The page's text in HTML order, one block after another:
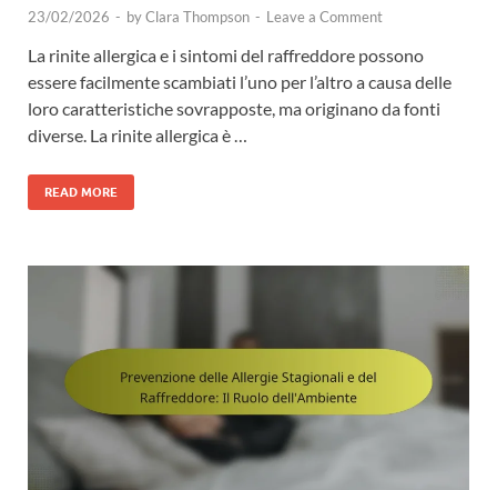
23/02/2026 - byClara Thompson - Leave a Comment
La rinite allergica e i sintomi del raffreddore possono
essere facilmente scambiati l’uno per l’altro a causa delle
loro caratteristiche sovrapposte, ma originano da fonti
diverse. La rinite allergica è …
READ MORE